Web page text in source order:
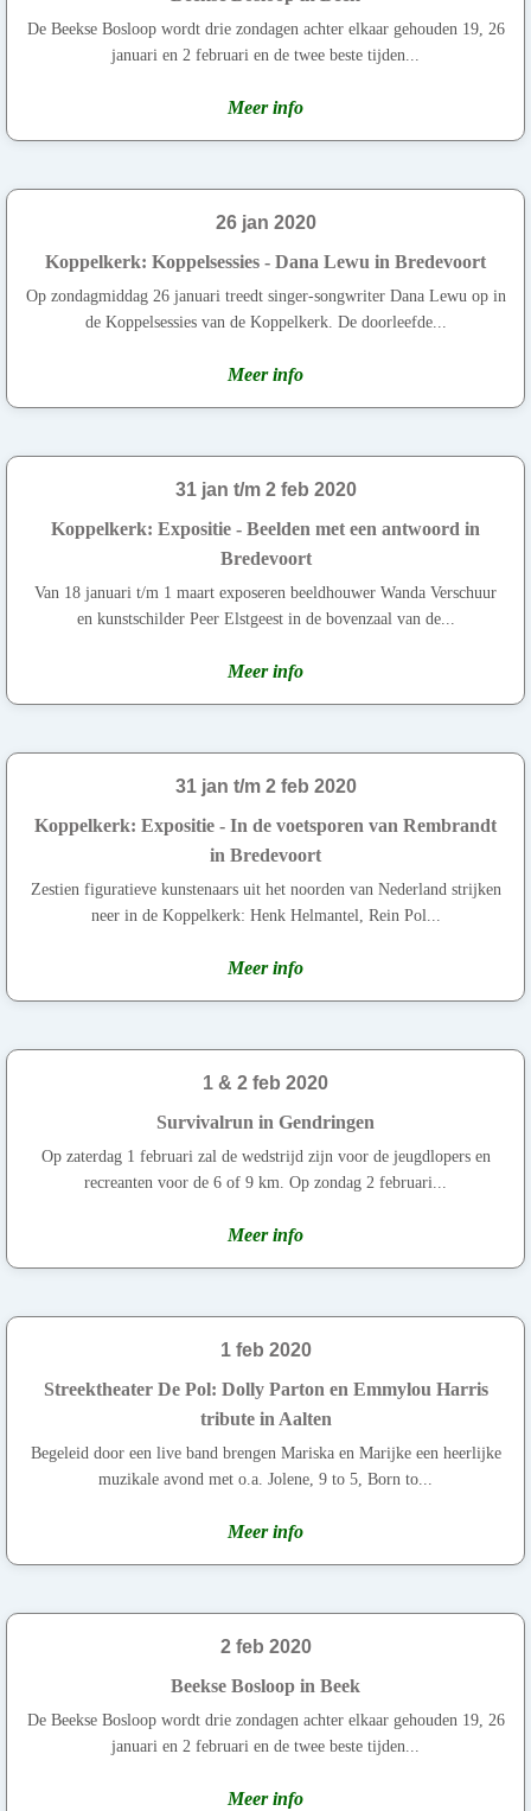
De Beekse Bosloop wordt drie zondagen achter elkaar gehouden 19, 26
januari en 2 februari en de twee beste tijden...
Meer info
26 jan 2020
Koppelkerk: Koppelsessies - Dana Lewu in Bredevoort
Op zondagmiddag 26 januari treedt singer-songwriter Dana Lewu op in
de Koppelsessies van de Koppelkerk. De doorleefde...
Meer info
31 jan t/m 2 feb 2020
Koppelkerk: Expositie - Beelden met een antwoord in
Bredevoort
Van 18 januari t/m 1 maart exposeren beeldhouwer Wanda Verschuur
en kunstschilder Peer Elstgeest in de bovenzaal van de...
Meer info
31 jan t/m 2 feb 2020
Koppelkerk: Expositie - In de voetsporen van Rembrandt
in Bredevoort
Zestien figuratieve kunstenaars uit het noorden van Nederland strijken
neer in de Koppelkerk: Henk Helmantel, Rein Pol...
Meer info
1 & 2 feb 2020
Survivalrun in Gendringen
Op zaterdag 1 februari zal de wedstrijd zijn voor de jeugdlopers en
recreanten voor de 6 of 9 km. Op zondag 2 februari...
Meer info
1 feb 2020
Streektheater De Pol: Dolly Parton en Emmylou Harris
tribute in Aalten
Begeleid door een live band brengen Mariska en Marijke een heerlijke
muzikale avond met o.a. Jolene, 9 to 5, Born to...
Meer info
2 feb 2020
Beekse Bosloop in Beek
De Beekse Bosloop wordt drie zondagen achter elkaar gehouden 19, 26
januari en 2 februari en de twee beste tijden...
Meer info